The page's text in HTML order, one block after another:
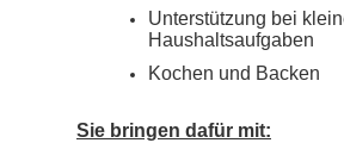
Unterstützung bei
Haushaltsaufgaben
Kochen und Backen
Sie bringen dafür mit: